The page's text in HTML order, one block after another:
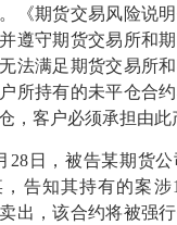
《期货交易风险说
遵守期货交易所和
法满足期货交易所
所持有的未平仓合
，客户必须承担由此
28日，被告某期货
告知其持有的案涉
出，该合约将被强